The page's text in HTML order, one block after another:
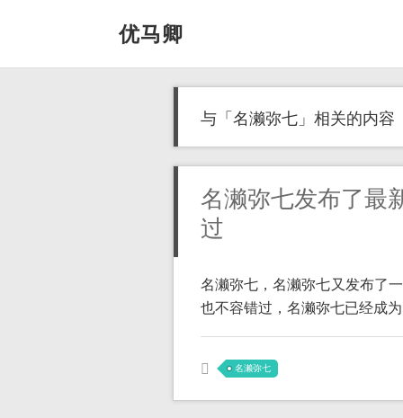
优马卿
与「名濑弥七」相关的内容
名濑弥七发布了最
过
名濑弥七，名濑弥七又发布了
也不容错过，名濑弥七已经成
名濑弥七